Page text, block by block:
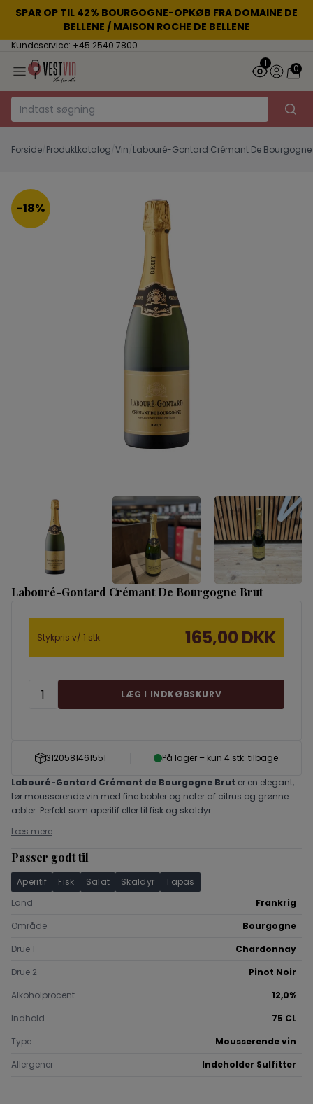
SPAR OP TIL 42% BOURGOGNE-OPKØB FRA DOMAINE DE
BELLENE / MAISON ROCHE DE BELLENE
Kundeservice: +45 2540 7800
1
0
Forside Produktkatalog Vin Labouré-Gontard Crémant De Bourgogne
-18%
Labouré-Gontard Crémant De Bourgogne Brut
3120581461551 På lager – kun 4 stk. tilbage
Labouré-Gontard Crémant de Bourgogne Brut er en elegant,
tør mousserende vin med fine bobler og noter af citrus og grønne
æbler. Perfekt som aperitif eller til fisk og skaldyr.
Læs mere
Passer godt til
Aperitif Fisk Salat Skaldyr
Tapas
Land
Frankrig
Område
Bourgogne
Drue 1
Chardonnay
Drue 2
Pinot Noir
Alkoholprocent
12,0%
Indhold
75 CL
Type
Mousserende vin
Allergener
Indeholder Sulfitter
Stykpris v/ 1 stk. 165,00 DKK
LÆG I INDKØBSKURV